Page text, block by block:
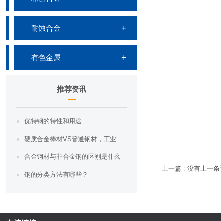
耐蚀合金
有色金属
推荐资讯
优特钢的特性和用途
硬质合金棒材VS普通钢材，工业界的“硬汉”之争，你知道哪一个更胜一筹吗？
合金钢材与非合金钢的区别是什么
钢的分类方法有哪些？
上一篇：没有上一条